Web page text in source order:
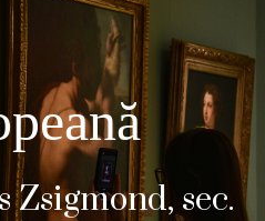
sec.